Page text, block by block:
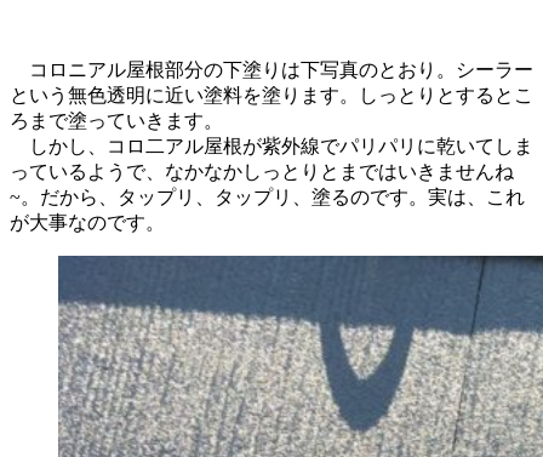
コロニアル屋根部分の下塗りは下写真のとおり。シーラー
という無色透明に近い塗料を塗ります。しっとりとするとこ
ろまで塗っていきます。
しかし、コロ二アル屋根が紫外線でパリパリに乾いてしま
っているようで、なかなかしっとりとまではいきませんね
~。だから、タップリ、タップリ、塗るのです。実は、これ
が大事なのです。